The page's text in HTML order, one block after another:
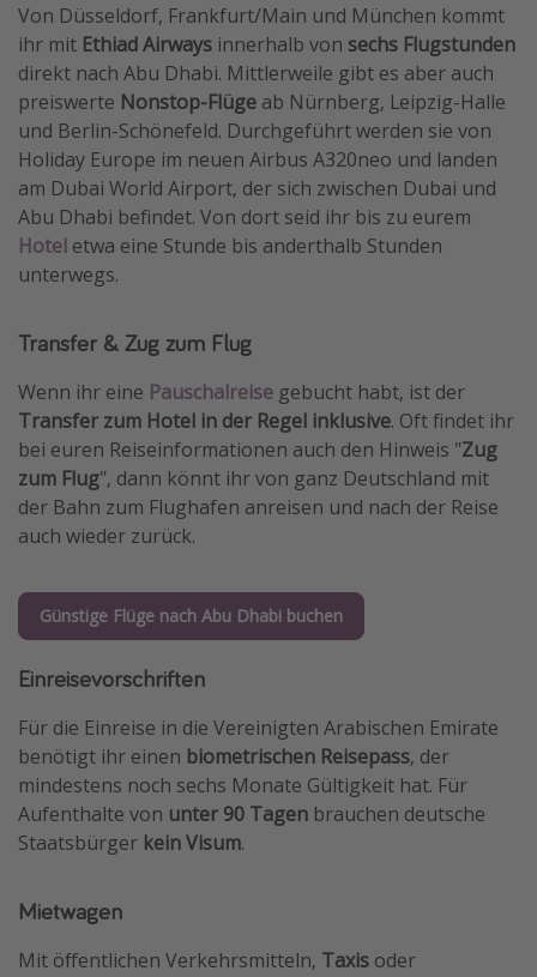
Von Düsseldorf, Frankfurt/Main und München kommt
ihr mit Ethiad Airways innerhalb von sechs Flugstunden
direkt nach Abu Dhabi. Mittlerweile gibt es aber auch
preiswerte Nonstop-Flüge ab Nürnberg, Leipzig-Halle
und Berlin-Schönefeld. Durchgeführt werden sie von
Holiday Europe im neuen Airbus A320neo und landen
am Dubai World Airport, der sich zwischen Dubai und
Abu Dhabi befindet. Von dort seid ihr bis zu eurem
Hotel etwa eine Stunde bis anderthalb Stunden
unterwegs.
Transfer & Zug zum Flug
Wenn ihr eine Pauschalreise gebucht habt, ist der
Transfer zum Hotel in der Regel inklusive. Oft findet ihr
bei euren Reiseinformationen auch den Hinweis "Zug
zum Flug", dann könnt ihr von ganz Deutschland mit
der Bahn zum Flughafen anreisen und nach der Reise
auch wieder zurück.
Günstige Flüge nach Abu Dhabi buchen
Einreisevorschriften
Für die Einreise in die Vereinigten Arabischen Emirate
benötigt ihr einen biometrischen Reisepass, der
mindestens noch sechs Monate Gültigkeit hat. Für
Aufenthalte von unter 90 Tagen brauchen deutsche
Staatsbürger kein Visum.
Mietwagen
Mit öffentlichen Verkehrsmitteln, Taxis oder